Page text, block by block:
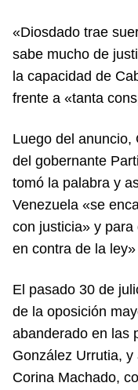
«Diosdado trae
sabe mucho de
la capacidad de
frente a «tanta
Luego del anuncio,
del gobernante
tomó la palabra y
Venezuela «se
con justicia» y
en contra de la
El pasado 30 de
de la oposición
abanderado en las
González Urrutia,
Corina Machado,